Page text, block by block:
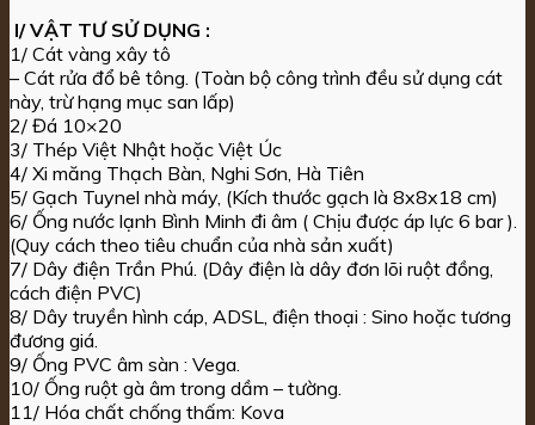
I/ VẬT TƯ SỬ DỤNG :
1/ Cát vàng xây tô
– Cát rửa đổ bê tông. (Toàn bộ công trình đều sử dụng cát
này, trừ hạng mục san lấp)
2/ Đá 10×20
3/ Thép Việt Nhật hoặc Việt Úc
4/ Xi măng Thạch Bàn, Nghi Sơn, Hà Tiên
5/ Gạch Tuynel nhà máy, (Kích thước gạch là 8x8x18 cm)
6/ Ống nước lạnh Bình Minh đi âm ( Chịu được áp lực 6 bar ).
(Quy cách theo tiêu chuẩn của nhà sản xuất)
7/ Dây điện Trần Phú. (Dây điện là dây đơn lõi ruột đồng,
cách điện PVC)
8/ Dây truyền hình cáp, ADSL, điện thoại : Sino hoặc tương
đương giá.
9/ Ống PVC âm sàn : Vega.
10/ Ống ruột gà âm trong dầm – tường.
11/ Hóa chất chống thấm: Kova